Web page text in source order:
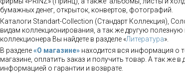
бумажных денег, открыток, конвертов, фотографий.
Каталоги Standart-Collection (Стандарт Коллекция),
видам коллекционирования, а так же другую полезную
коллекционера Вы найдете в разделе «Литература».
В разделе«О магазине» находится вся информация о
магазине, оплатить заказ и получить товар. А так же
информацией о гарантии и возврате.